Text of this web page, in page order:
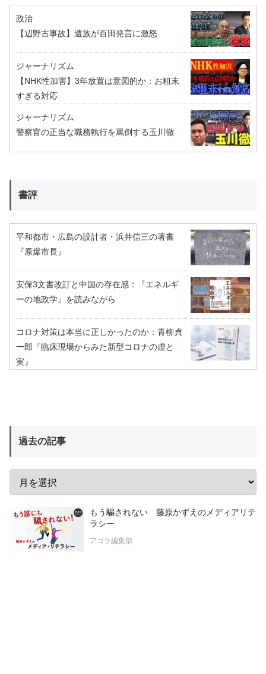
政治
【辺野古事故】遺族が百田発言に激怒
ジャーナリズム
【NHK性加害】3年放置は意図的か：お粗末
すぎる対応
ジャーナリズム
警察官の正当な職務執行を罵倒する玉川徹
書評
平和都市・広島の設計者・浜井信三の著書
『原爆市長』
安保3文書改訂と中国の存在感：『エネルギ
ーの地政学』を読みながら
コロナ対策は本当に正しかったのか：青柳貞
一郎『臨床現場からみた新型コロナの虚と
実』
過去の記事
もう騙されない 藤原かずえのメディアリテ
ラシー
アゴラ編集部